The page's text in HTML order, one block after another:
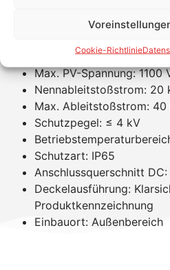
Cookie-Richtlinie
Produkteigenschaften
2 MPPTs, je 1 String
Max. PV-Spannung: 1100
Nennableitstoßstrom: 20
Max. Ableitstoßstrom:
Schutzpegel: ≤ 4 kV
Schutzart: IP65
Anschlussquerschnitt
Deckelausführung:
Produktkennzeichnung
Einbauort: Außenbereich